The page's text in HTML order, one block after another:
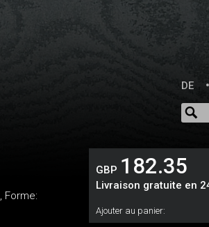
DE
, Forme:
GBP 182.35
Livraison gratuite en
Ajouter au panier: